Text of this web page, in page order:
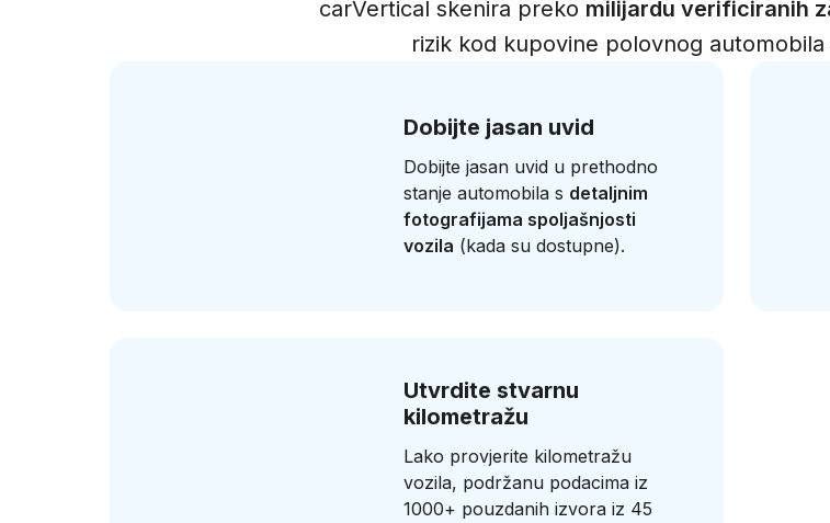
carVertical skenira preko milijardu verificiranih
rizik kod kupovine polovnog automobila
Dobijte jasan uvid
Dobijte jasan uvid u prethodno
stanje automobila s detaljnim
fotografijama spoljašnjosti
vozila (kada su dostupne).
Utvrdite stvarnu
kilometražu
Lako provjerite kilometražu
vozila, podržanu podacima iz
1000+ pouzdanih izvora iz 45